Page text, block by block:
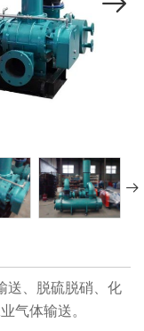
送、脱硫脱硝、化
气体输送。